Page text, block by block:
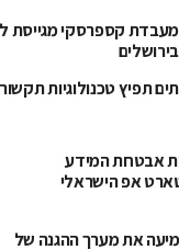
מעבדת קספרסקי מגייסת
בירושלים
תים תפיץ טכנולוגיות
אבטחת המידע
אפ הישראלי
את מערך ההגנה של